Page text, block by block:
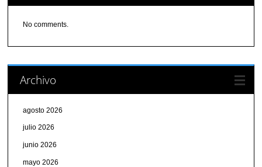
No comments.
Archivo
agosto 2026
julio 2026
junio 2026
mayo 2026